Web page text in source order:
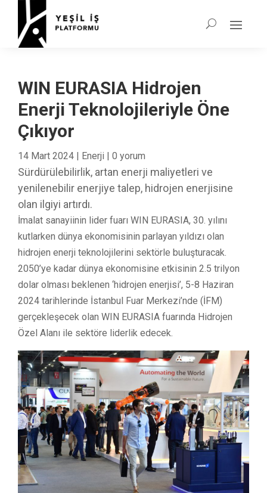
WIN EURASIA Hidrojen
Enerji Teknolojileriyle Öne
Çıkıyor
14 Mart 2024 | Enerji | 0 yorum
Sürdürülebilirlik, artan enerji maliyetleri ve
yenilenebilir enerjiye talep, hidrojen enerjisine
olan ilgiyi artırdı.
İmalat sanayiinin lider fuarı WIN EURASIA, 30. yılını
kutlarken dünya ekonomisinin parlayan yıldızı olan
hidrojen enerji teknolojilerini sektörle buluşturacak.
2050’ye kadar dünya ekonomisine etkisinin 2.5 trilyon
dolar olması beklenen ‘hidrojen enerjisi’, 5-8 Haziran
2024 tarihlerinde İstanbul Fuar Merkezi’nde (İFM)
gerçekleşecek olan WIN EURASIA fuarında Hidrojen
Özel Alanı ile sektöre liderlik edecek.